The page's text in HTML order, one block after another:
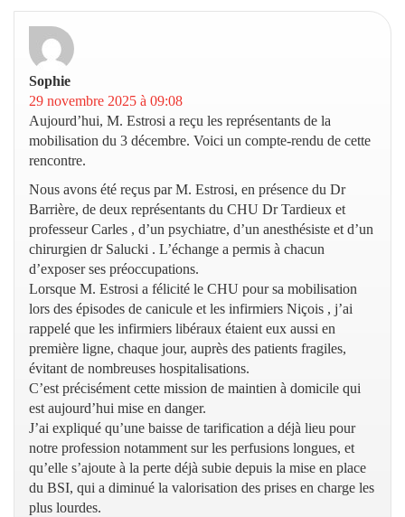
Sophie
29 novembre 2025 à 09:08
Aujourd’hui, M. Estrosi a reçu les représentants de la
mobilisation du 3 décembre. Voici un compte-rendu de cette
rencontre.
Nous avons été reçus par M. Estrosi, en présence du Dr
Barrière, de deux représentants du CHU Dr Tardieux et
professeur Carles , d’un psychiatre, d’un anesthésiste et d’un
chirurgien dr Salucki . L’échange a permis à chacun
d’exposer ses préoccupations.
Lorsque M. Estrosi a félicité le CHU pour sa mobilisation
lors des épisodes de canicule et les infirmiers Niçois , j’ai
rappelé que les infirmiers libéraux étaient eux aussi en
première ligne, chaque jour, auprès des patients fragiles,
évitant de nombreuses hospitalisations.
C’est précisément cette mission de maintien à domicile qui
est aujourd’hui mise en danger.
J’ai expliqué qu’une baisse de tarification a déjà lieu pour
notre profession notamment sur les perfusions longues, et
qu’elle s’ajoute à la perte déjà subie depuis la mise en place
du BSI, qui a diminué la valorisation des prises en charge les
plus lourdes.